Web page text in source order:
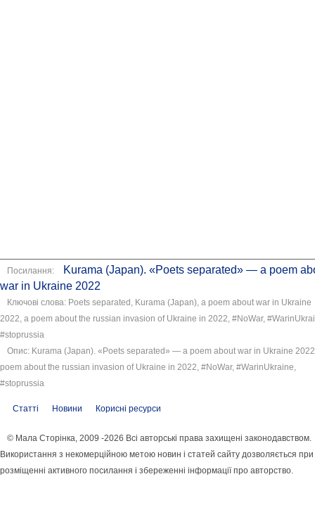
Посилання:
Kurama (Japan). «Poets separated» — a poem
war in Ukraine 2022
Ключові слова: Poets separated, Kurama (Japan), a poem about war in Ukraine
2022, a poem about the russian invasion of Ukraine in 2022, #NoWar,
#stoprussia
Опис: Kurama (Japan). «Poets separated» — a poem about war in Ukraine
poem about the russian invasion of Ukraine in 2022, #NoWar, #WarinUkraine,
#stoprussia
Статті Новини Корисні ресурси
© Мала Сторінка, 2009 -2026 Всі авторські права захищені законодавством.
Використання з некомерційною метою новин і статей сайту дозволяється при
розміщенні активного посилання і збереженні інформації про авторство.